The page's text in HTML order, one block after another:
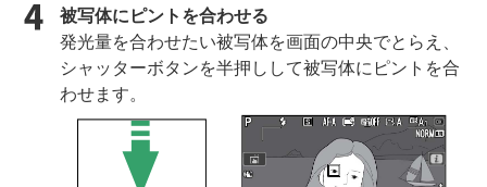
被写体にピントを合わせる
発光量を合わせたい被写体を画面の中央でとらえ、
シャッターボタンを半押しして被写体にピントを合
わせます。